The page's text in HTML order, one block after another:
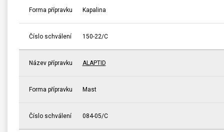
Forma přípravku Kapalina
Číslo schválení 150-22/C
Název přípravku ALAPTID
Forma přípravku Mast
Číslo schválení 084-05/C